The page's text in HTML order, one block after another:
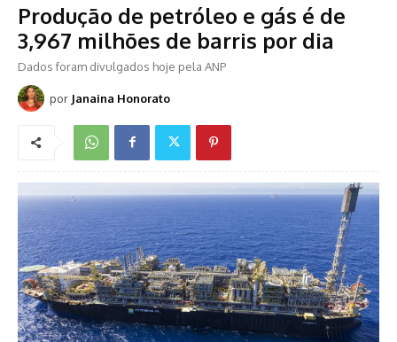
Produção de petróleo e gás é de
3,967 milhões de barris por dia
Dados foram divulgados hoje pela ANP
por Janaina Honorato